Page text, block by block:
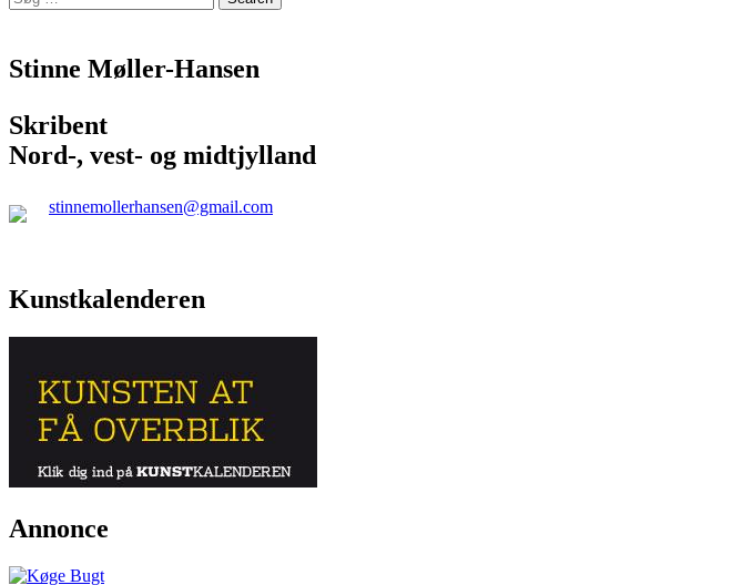
for:
Stinne Møller-Hansen
Skribent
Nord-, vest- og midtjylland
stinnemollerhansen@gmail.com
Kunstkalenderen
Annonce